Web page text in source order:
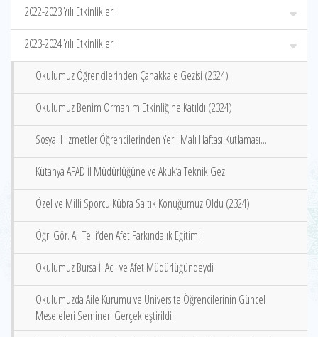
2022-2023 Yılı Etkinlikleri
2023-2024 Yılı Etkinlikleri
Okulumuz Öğrencilerinden Çanakkale Gezisi (2324)
Okulumuz Benim Ormanım Etkinliğine Katıldı (2324)
Sosyal Hizmetler Öğrencilerinden Yerli Malı Haftası Kutlaması...
Kütahya AFAD İl Müdürlüğüne ve Akuk‘a Teknik Gezi
Özel ve Milli Sporcu Kübra Saltık Konuğumuz Oldu (2324)
Öğr. Gör. Ali Telli‘den Afet Farkındalık Eğitimi
Okulumuz Bursa İl Acil ve Afet Müdürlüğündeydi
Okulumuzda Aile Kurumu ve Üniversite Öğrencilerinin Güncel
Meseleleri Semineri Gerçekleştirildi